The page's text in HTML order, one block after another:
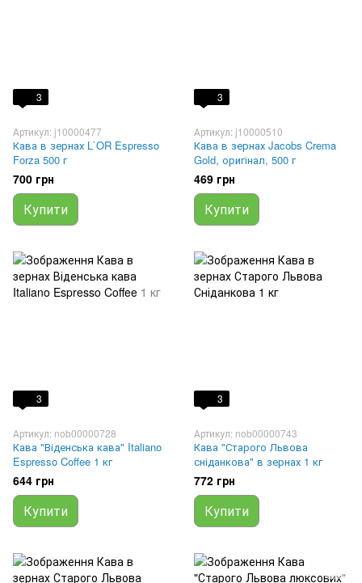
3
Артикул: j10000477
Кава в зернах L`OR Espresso
Forza 500 г
700 грн
Купити
3
Артикул: j10000510
Кава в зернах Jacobs Crema
Gold, оригінал, 500 г
469 грн
Купити
3
Артикул: nob00000728
Кава "Віденська кава" Italiano
Espresso Coffee 1 кг
644 грн
Купити
3
Артикул: nob00000743
Кава "Старого Львова
сніданкова" в зернах 1 кг
772 грн
Купити